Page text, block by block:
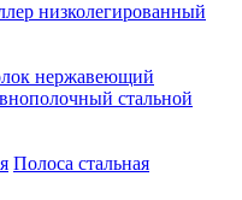
низколегированный
нержавеющий
стальной
Полоса стальная